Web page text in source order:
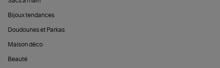
Bijoux tendances
Doudounes et Parkas
Maison déco
Beauté